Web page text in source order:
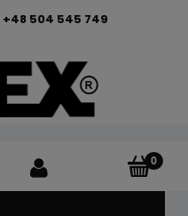
+48 504 545 749